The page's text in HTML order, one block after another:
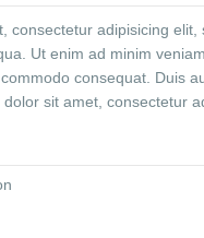
et dolorum fuga. Et
consectetur adipisicing
Ut enim ad minim
consequat. Duis
sit amet, consectetur
magna aliqua. Ut enim ad
ut aliquip ex ea
ipsum dolor amet